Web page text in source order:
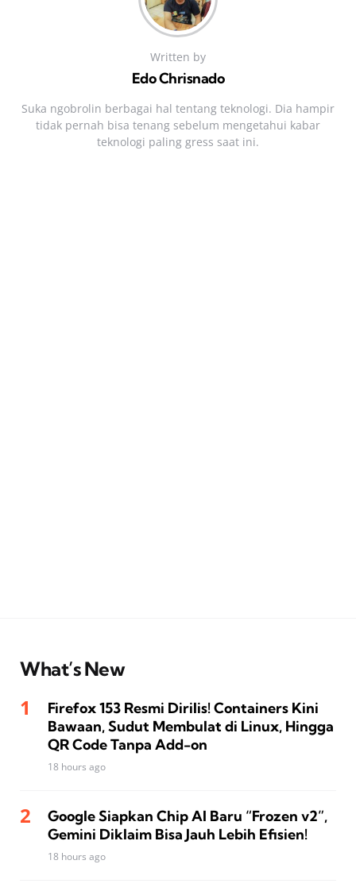
Written by
Edo Chrisnado
Suka ngobrolin berbagai hal tentang teknologi. Dia hampir
tidak pernah bisa tenang sebelum mengetahui kabar
teknologi paling gress saat ini.
What’s New
Firefox 153 Resmi Dirilis! Containers Kini
Bawaan, Sudut Membulat di Linux, Hingga
QR Code Tanpa Add-on
18 hours ago
Google Siapkan Chip AI Baru “Frozen v2”,
Gemini Diklaim Bisa Jauh Lebih Efisien!
18 hours ago